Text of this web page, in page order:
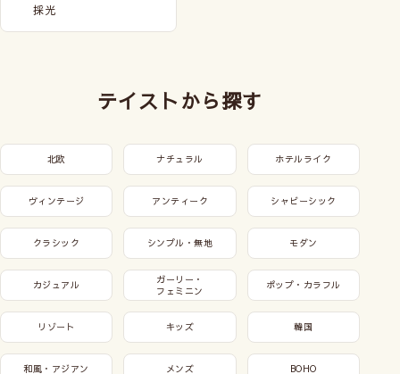
採光
テイストから探す
北欧 ナチュラル ホテルライク
ヴィンテージ アンティーク シャビーシック
クラシック シンプル・無地 モダン
カジュアル
ガーリー・
フェミニン
ポップ・カラフル
リゾート キッズ 韓国
和風・アジアン メンズ BOHO